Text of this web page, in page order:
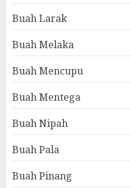
Buah Larak
Buah Melaka
Buah Mencupu
Buah Mentega
Buah Nipah
Buah Pala
Buah Pinang